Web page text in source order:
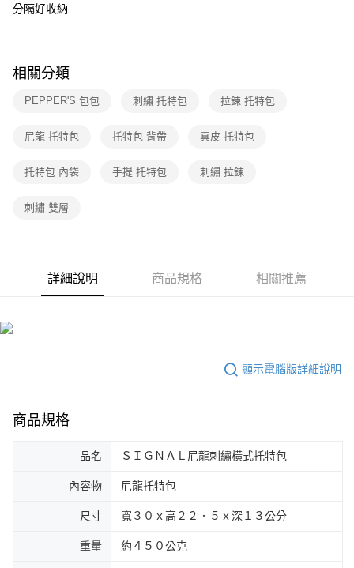
分隔好收納
相關分類
PEPPER'S 包包 刺繡 托特包 拉鍊 托特包
尼龍 托特包 托特包 背帶 真皮 托特包
托特包 內袋 手提 托特包 刺繡 拉鍊
刺繡 雙層
詳細說明 商品規格 相關推薦
顯示電腦版詳細說明
商品規格
品名 ＳＩＧＮＡＬ尼龍刺繡橫式托特包
內容物 尼龍托特包
尺寸 寬３０ｘ高２２．５ｘ深１３公分
重量 約４５０公克